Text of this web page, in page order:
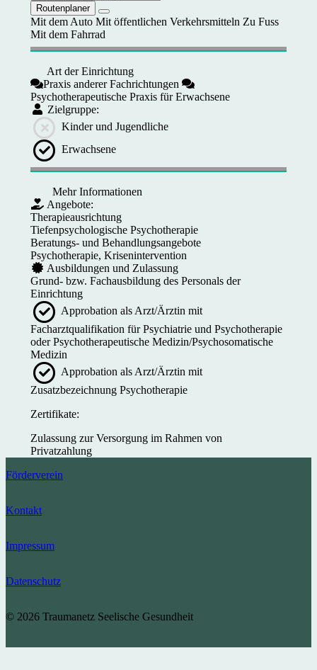
Routenplaner
Mit dem Auto Mit öffentlichen Verkehrsmitteln Zu Fuss
Mit dem Fahrrad
Art der Einrichtung
Praxis anderer Fachrichtungen
Psychotherapeutische Praxis für Erwachsene
Zielgruppe:
Kinder und Jugendliche
Erwachsene
Mehr Informationen
Angebote:
Therapieausrichtung
Tiefenpsychologische Psychotherapie
Beratungs- und Behandlungsangebote
Psychotherapie, Krisenintervention
Ausbildungen und Zulassung
Grund- bzw. Fachausbildung des Personals der
Einrichtung
Approbation als Arzt/Ärztin mit
Facharztqualifikation für Psychiatrie und Psychotherapie
oder Psychotherapeutische Medizin/Psychosomatische
Medizin
Approbation als Arzt/Ärztin mit
Zusatzbezeichnung Psychotherapie
Zertifikate:
Zulassung zur Versorgung im Rahmen von
Privatzahlung
Förderverein
Kontakt
Impressum
Datenschutz
© 2026 Traumanetz Seelische Gesundheit